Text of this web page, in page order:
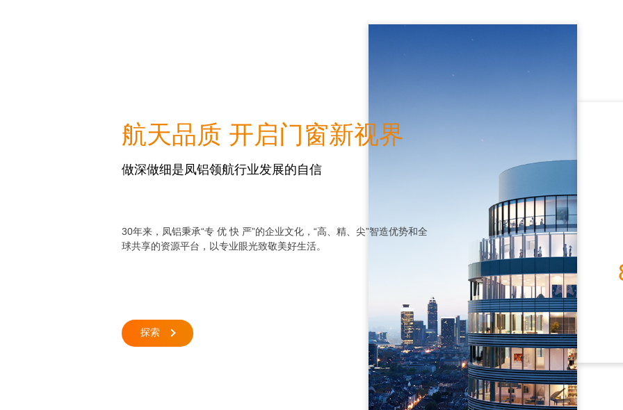
航天品质 开启门窗新视界
做深做细是凤铝领航行业发展的自信
30年来，凤铝秉承“专 优 快 严”的企业文化，“高、精、尖”智造优势和全
球共享的资源平台，以专业眼光致敬美好生活。
探索